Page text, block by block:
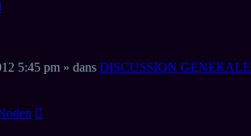
5:45 pm » dans DISCUSSION GENERALE